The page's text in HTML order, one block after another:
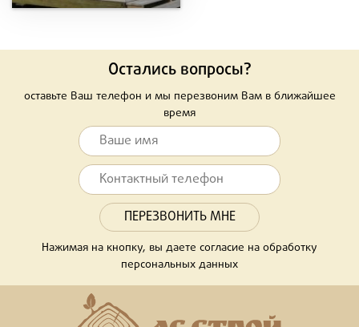
Остались вопросы?
оставьте Ваш телефон и мы перезвоним Вам в ближайшее
время
Нажимая на кнопку, вы даете согласие на обработку
персональных данных